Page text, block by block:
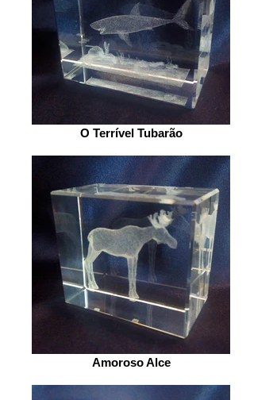
O Terrível Tubarão
Amoroso Alce